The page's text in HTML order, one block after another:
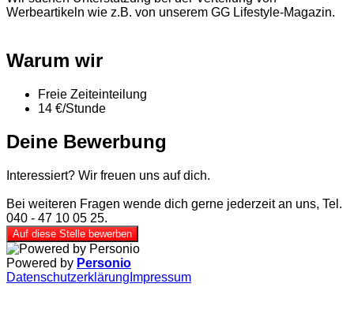
Werbeartikeln wie z.B. von unserem GG Lifestyle-Magazin.
Warum wir
Freie Zeiteinteilung
14 €/Stunde
Deine Bewerbung
Interessiert? Wir freuen uns auf dich.
Bei weiteren Fragen wende dich gerne jederzeit an uns, Tel.
040 - 47 10 05 25.
Auf diese Stelle bewerben
Powered by Personio
Datenschutzerklärung Impressum